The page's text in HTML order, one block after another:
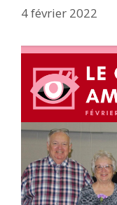
4 février 2022